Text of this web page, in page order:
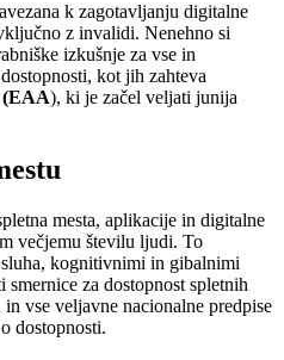
k zagotavljanju digitalne
z invalidi. Nenehno si
izkušnje za vse in
kot jih zahteva
(EAA), ki je začel veljati junija
mesta, aplikacije in digitalne
večjemu številu ljudi. To
kognitivnimi in gibalnimi
za dostopnost spletnih
vse veljavne nacionalne predpise
dostopnosti.